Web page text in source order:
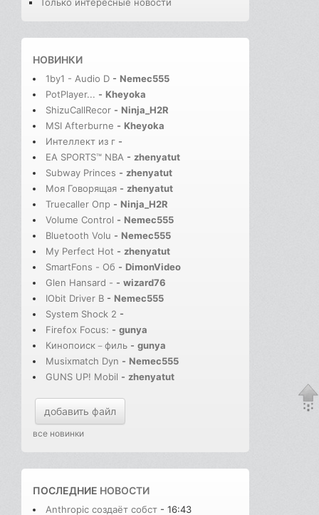
Только интересные новости
НОВИНКИ
1by1 - Audio D - Nemec555
PotPlayer... - Kheyoka
ShizuCallRecor - Ninja_H2R
MSI Afterburne - Kheyoka
Интеллект из г -
EA SPORTS™ NBA - zhenyatut
Subway Princes - zhenyatut
Моя Говорящая - zhenyatut
Truecaller Опр - Ninja_H2R
Volume Control - Nemec555
Bluetooth Volu - Nemec555
My Perfect Hot - zhenyatut
SmartFons - Об - DimonVideo
Glen Hansard - - wizard76
IObit Driver B - Nemec555
System Shock 2 -
Firefox Focus: - gunya
Кинопоиск－филь - gunya
Musixmatch Dyn - Nemec555
GUNS UP! Mobil - zhenyatut
добавить файл
все новинки
ПОСЛЕДНИЕ НОВОСТИ
Anthropic создаёт собст - 16:43